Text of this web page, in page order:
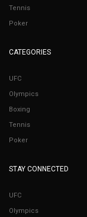
Tennis
Poker
CATEGORIES
UFC
Olympics
Boxing
Tennis
Poker
STAY CONNECTED
UFC
Olympics